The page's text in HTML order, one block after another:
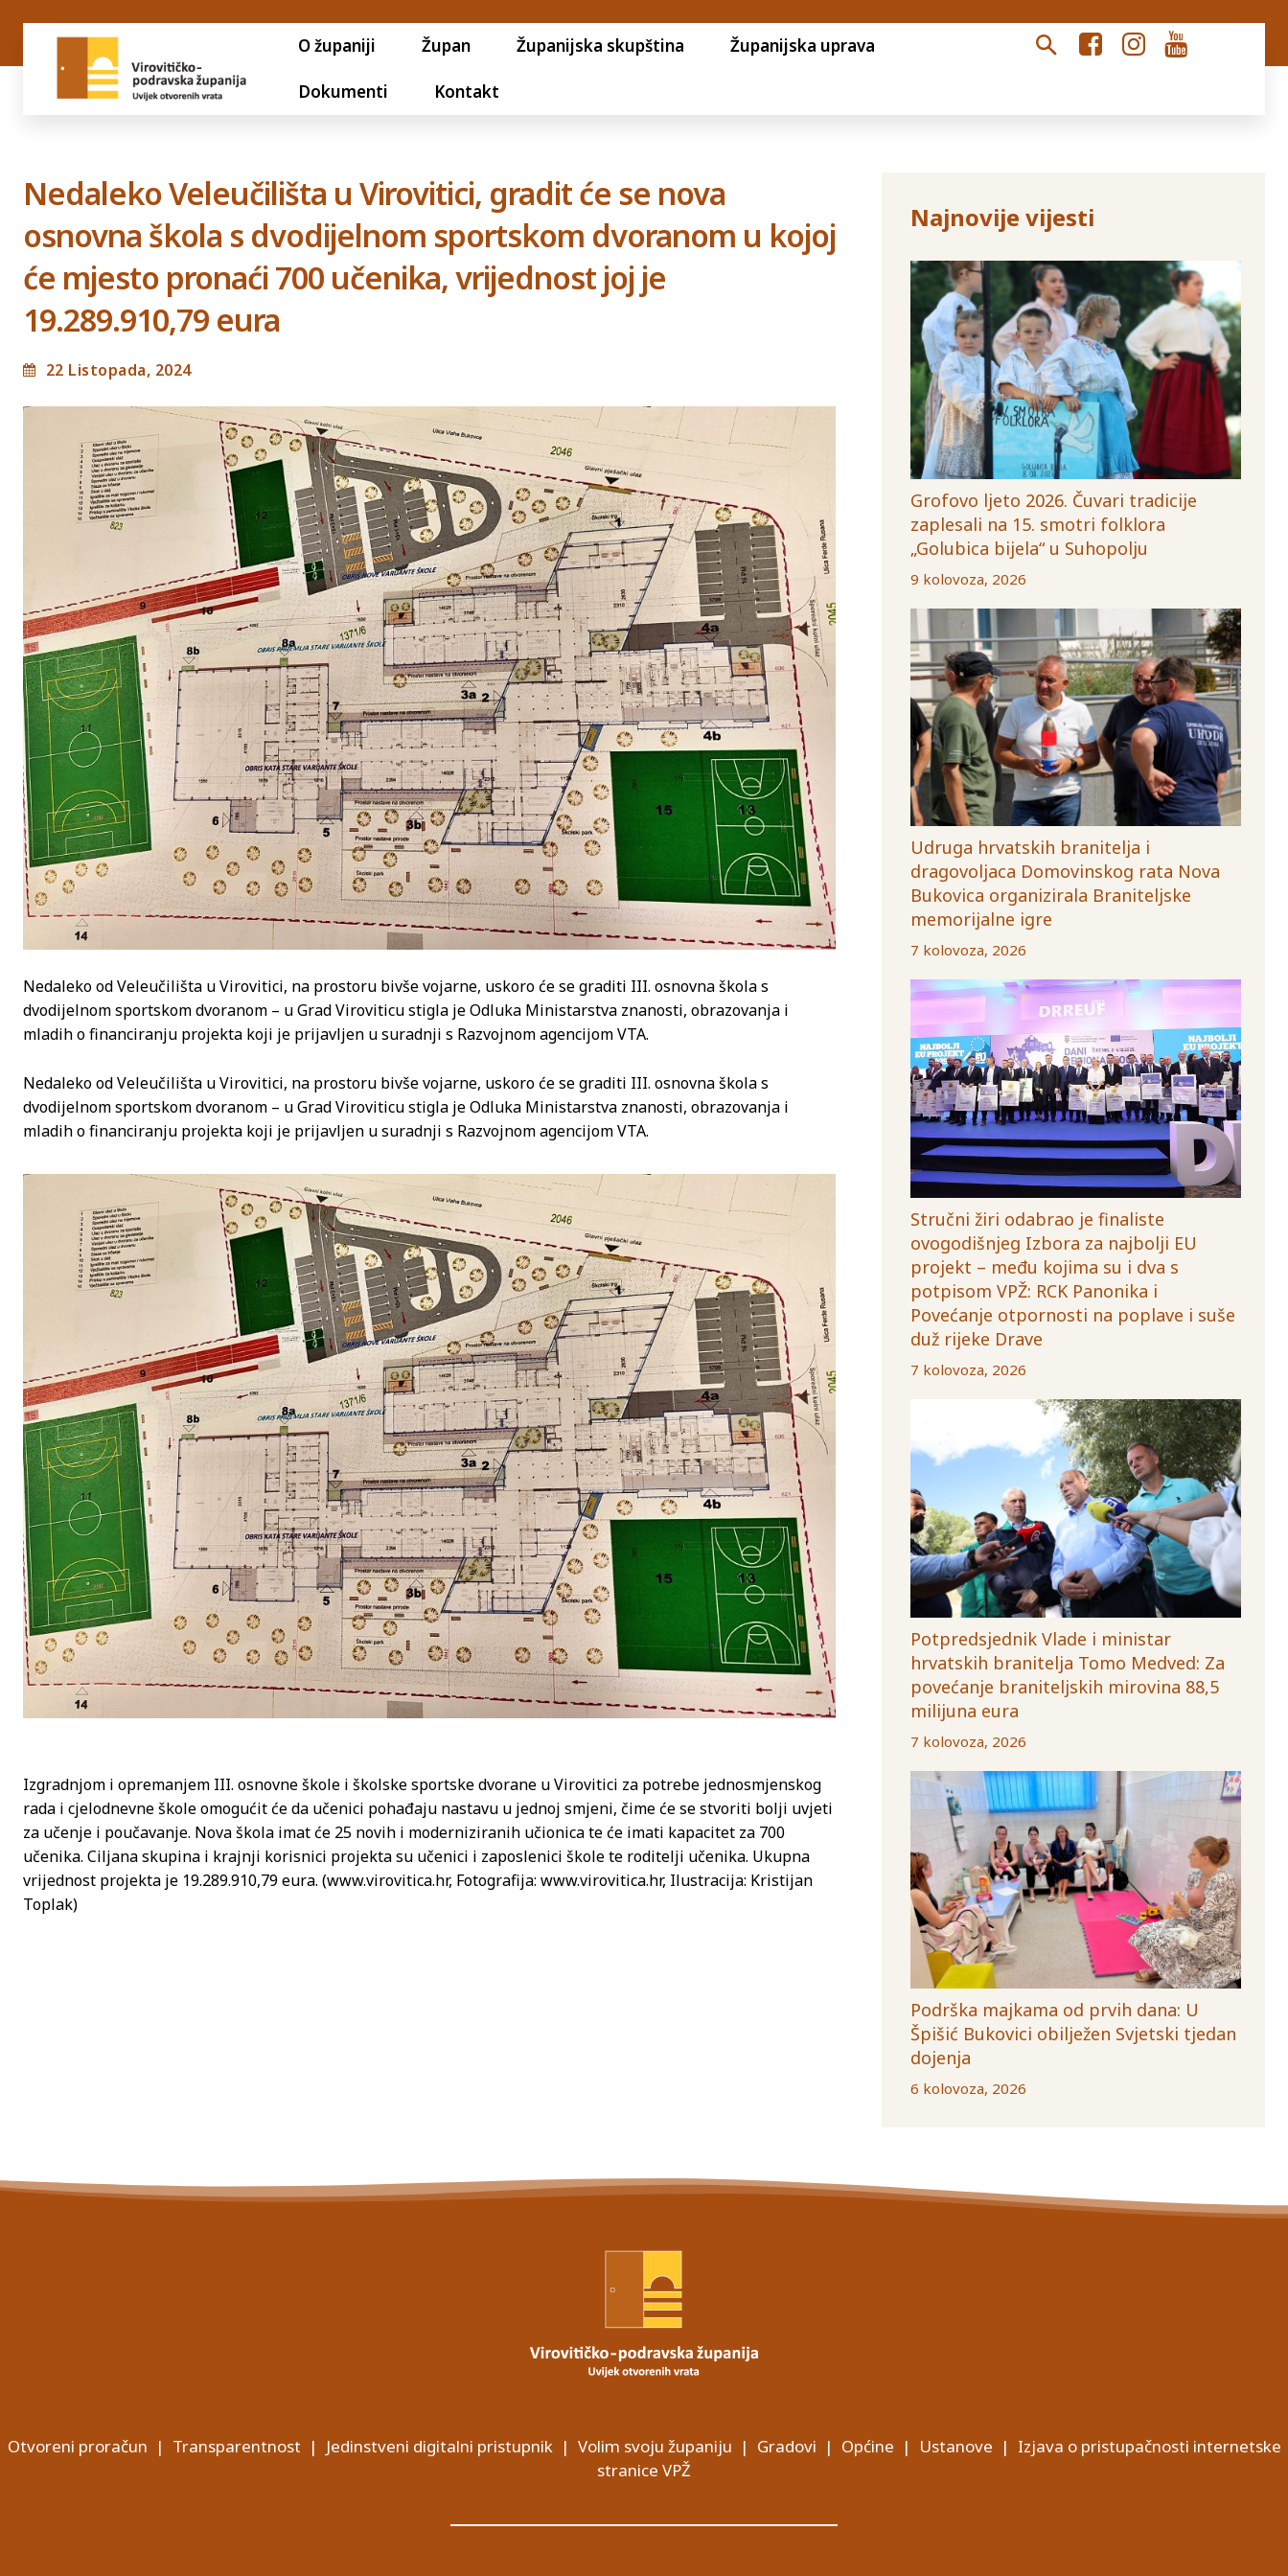
O županiji Župan Županijska skupština Županijska uprava
Dokumenti Kontakt
Nedaleko Veleučilišta u Virovitici, gradit će se nova
osnovna škola s dvodijelnom sportskom dvoranom u kojoj
će mjesto pronaći 700 učenika, vrijednost joj je
19.289.910,79 eura
22 Listopada, 2024
Nedaleko od Veleučilišta u Virovitici, na prostoru bivše vojarne, uskoro će se graditi III. osnovna škola s
dvodijelnom sportskom dvoranom – u Grad Viroviticu stigla je Odluka Ministarstva znanosti, obrazovanja i
mladih o financiranju projekta koji je prijavljen u suradnji s Razvojnom agencijom VTA.
Nedaleko od Veleučilišta u Virovitici, na prostoru bivše vojarne, uskoro će se graditi III. osnovna škola s
dvodijelnom sportskom dvoranom – u Grad Viroviticu stigla je Odluka Ministarstva znanosti, obrazovanja i
mladih o financiranju projekta koji je prijavljen u suradnji s Razvojnom agencijom VTA.
Izgradnjom i opremanjem III. osnovne škole i školske sportske dvorane u Virovitici za potrebe jednosmjenskog
rada i cjelodnevne škole omogućit će da učenici pohađaju nastavu u jednoj smjeni, čime će se stvoriti bolji uvjeti
za učenje i poučavanje. Nova škola imat će 25 novih i moderniziranih učionica te će imati kapacitet za 700
učenika. Ciljana skupina i krajnji korisnici projekta su učenici i zaposlenici škole te roditelji učenika. Ukupna
vrijednost projekta je 19.289.910,79 eura. (www.virovitica.hr, Fotografija: www.virovitica.hr, Ilustracija: Kristijan
Toplak)
Najnovije vijesti
Grofovo ljeto 2026. Čuvari tradicije
zaplesali na 15. smotri folklora
„Golubica bijela“ u Suhopolju
9 kolovoza, 2026
Udruga hrvatskih branitelja i
dragovoljaca Domovinskog rata Nova
Bukovica organizirala Braniteljske
memorijalne igre
7 kolovoza, 2026
Stručni žiri odabrao je finaliste
ovogodišnjeg Izbora za najbolji EU
projekt – među kojima su i dva s
potpisom VPŽ: RCK Panonika i
Povećanje otpornosti na poplave i suše
duž rijeke Drave
7 kolovoza, 2026
Potpredsjednik Vlade i ministar
hrvatskih branitelja Tomo Medved: Za
povećanje braniteljskih mirovina 88,5
milijuna eura
7 kolovoza, 2026
Podrška majkama od prvih dana: U
Špišić Bukovici obilježen Svjetski tjedan
dojenja
6 kolovoza, 2026
Otvoreni proračun | Transparentnost | Jedinstveni digitalni pristupnik| Volim svoju županiju | Gradovi | Općine | Ustanove | Izjava o pristupačnosti internetske
stranice VPŽ